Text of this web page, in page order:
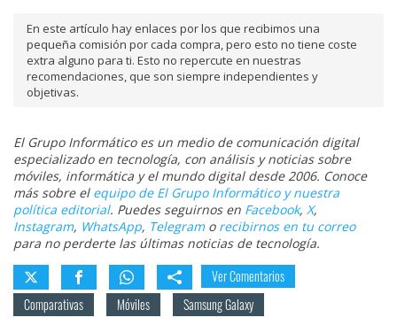
En este artículo hay enlaces por los que recibimos una
pequeña comisión por cada compra, pero esto no tiene coste
extra alguno para ti. Esto no repercute en nuestras
recomendaciones, que son siempre independientes y
objetivas.
El Grupo Informático es un medio de comunicación digital
especializado en tecnología, con análisis y noticias sobre
móviles, informática y el mundo digital desde 2006. Conoce
más sobre el equipo de El Grupo Informático y nuestra
política editorial. Puedes seguirnos en Facebook, X,
Instagram, WhatsApp, Telegramo recibirnos en tu correo
para no perderte las últimas noticias de tecnología.
Ver Comentarios
Comparativas
Móviles Samsung Galaxy